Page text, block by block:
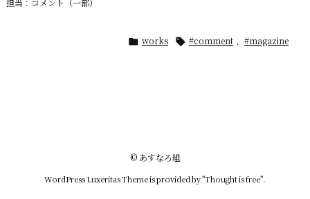
 works  #comment #magazine
© あすなろ組
WordPress Luxeritas Theme is provided by "Thought is free".